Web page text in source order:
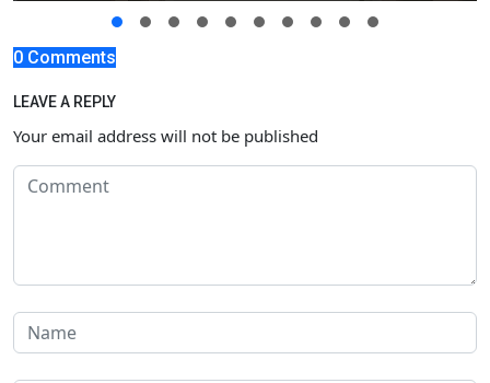
0 Comments
LEAVE A REPLY
Your email address will not be published